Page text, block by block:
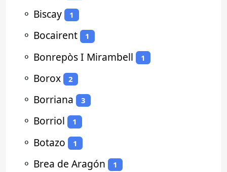
⚬ Biscay 1
⚬ Bocairent 1
⚬ Bonrepòs I Mirambell 1
⚬ Borox 2
⚬ Borriana 3
⚬ Borriol 1
⚬ Botazo 1
⚬ Brea de Aragón 1